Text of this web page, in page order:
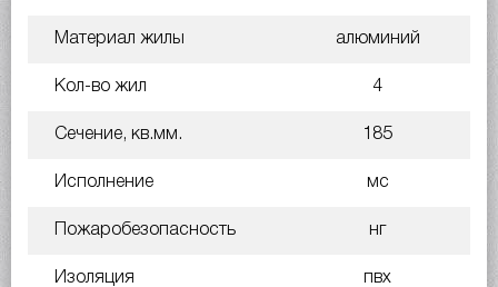
Материал жилы алюминий
Кол-во жил 4
Сечение, кв.мм. 185
Исполнение мс
Пожаробезопасность нг
Изоляция пвх